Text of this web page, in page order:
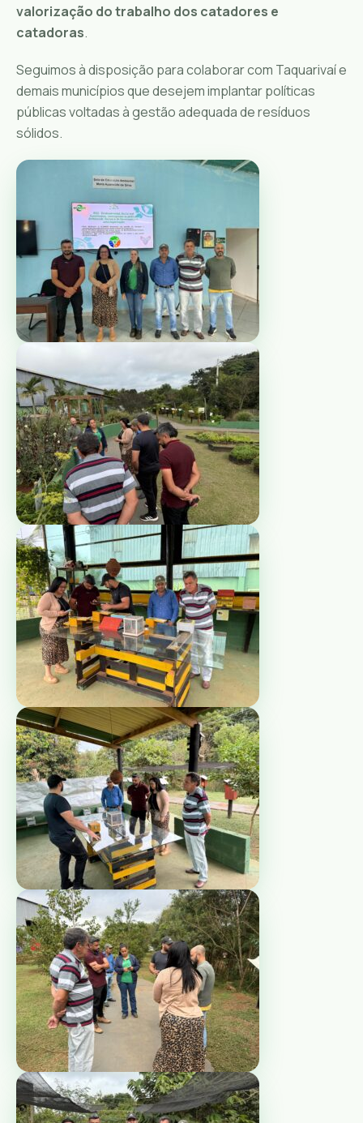
valorização do trabalho dos catadores e
catadoras.
Seguimos à disposição para colaborar com Taquarivaí e
demais municípios que desejem implantar políticas
públicas voltadas à gestão adequada de resíduos
sólidos.